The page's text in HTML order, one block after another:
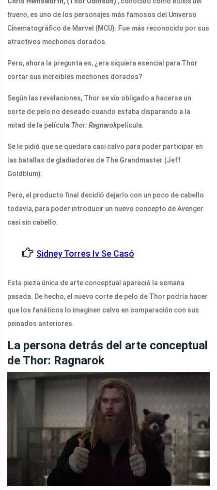
trueno, es uno de los personajes más famosos del Universo
Cinematográfico de Marvel (MCU). Fue más reconocido por sus
atractivos mechones dorados.
Pero, ahora la pregunta es, ¿era siquiera esencial para Thor
cortar sus increíbles mechones dorados?
Según las revelaciones, Thor se vio obligado a hacerse un
corte de pelo no deseado cuando estaba disparando a la
mitad de la película.Thor: Ragnarokpelícula.
Se le pidió que se quedara casi calvo para poder participar en
las batallas de gladiadores de The Grandmaster (Jeff
Goldblum).
Pero, el producto final decidió dejarlo con un poco de cabello
todavía, para poder introducir un nuevo concepto de Avenger
casi sin cabello.
Sidney Torres Iv Se Casó
Esta pieza única de arte conceptual apareció la semana
pasada. De hecho, el nuevo corte de pelo de Thor podría hacer
que los fanáticos lo imaginen calvo en comparación con sus
peinados anteriores.
La persona detrás del arte conceptual
de Thor: Ragnarok